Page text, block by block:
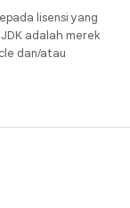
lisensi yang
adalah merek
dan/atau